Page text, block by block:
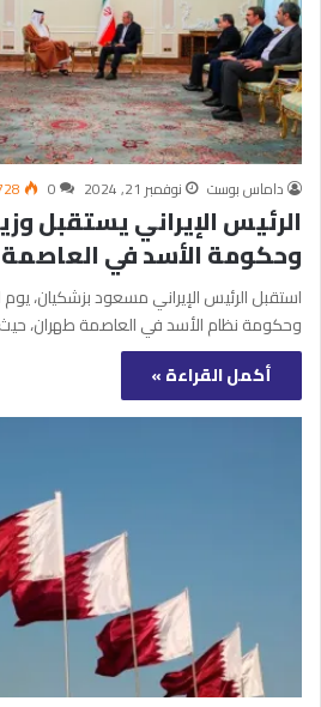
داماس بوست نوفمبر 21, 2024 0
الرئيس الإيراني يستقبل
وحكومة الأسد في
استقبل الرئيس الإيراني مسعود بزشكيان، يوم
وحكومة نظام الأسد في العاصمة طهران،
أكمل القراءة »